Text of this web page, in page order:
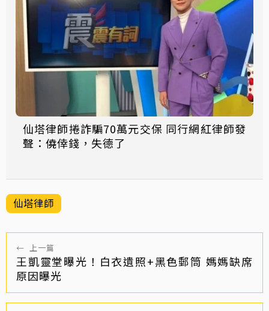
仙塔律師捲詐騙70萬元交保 同行網紅律師發
聲：僥倖錢，失德了
仙塔律師
← 上一篇
王凱靈堂曝光！白衣遺照+黑色郵筒 媽媽缺席
原因曝光